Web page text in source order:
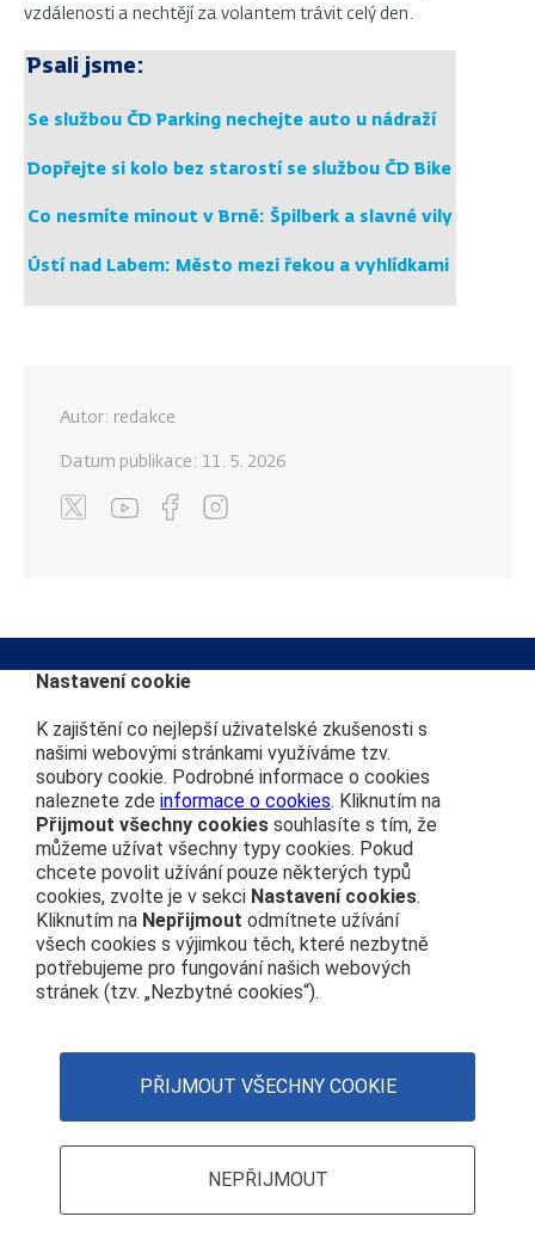
vzdálenosti a nechtějí za volantem trávit celý den.
Psali jsme:
Se službou ČD Parking nechejte auto u nádraží
Dopřejte si kolo bez starostí se službou ČD Bike
Co nesmíte minout v Brně: Špilberk a slavné vily
Ústí nad Labem: Město mezi řekou a vyhlídkami
Autor: redakce
Datum publikace: 11. 5. 2026
Navigace
Kontakt na redakci
info@cdprovas.cz
Vydavatel
České dráhy, a.s.
nábřeží Ludvíka Svobody 1222
110 15 Praha 1
IČO: 70994226
Další webové stránky
Můj vláček
ČD nostalgie
Vlakem na výlet
České dráhy
Osobní přeprava
ČD na sociálních sítíchČím se řídíme
Zásady používání cookies
Nastavení cookie
K zajištění co nejlepší uživatelské zkušenosti s
našimi webovými stránkami využíváme tzv.
soubory cookie. Podrobné informace o cookies
naleznete zde informace o cookies. Kliknutím na
Přijmout všechny cookies souhlasíte s tím, že
můžeme užívat všechny typy cookies. Pokud
chcete povolit užívání pouze některých typů
cookies, zvolte je v sekci Nastavení cookies.
Kliknutím na Nepřijmout odmítnete užívání
všech cookies s výjimkou těch, které nezbytně
potřebujeme pro fungování našich webových
stránek (tzv. „Nezbytné cookies“).
PŘIJMOUT VŠECHNY COOKIE
NEPŘIJMOUT